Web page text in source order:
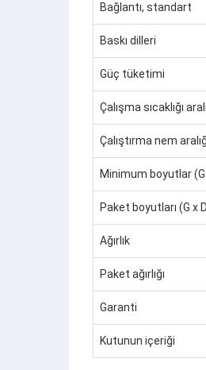
Bağlantı, standart
Baskı dilleri
Güç tüketimi
Çalışma sıcaklığı
Çalıştırma nem
Minimum boyutlar (G
Paket boyutları (G x
Ağırlık
Paket ağırlığı
Garanti
Kutunun içeriği